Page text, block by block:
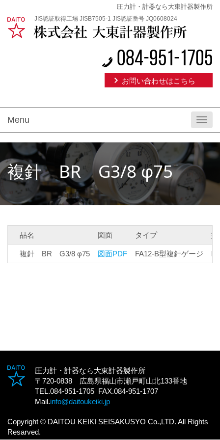
圧力計・計器なら大東計器製作所
JIS認証取得工場 JISB7505-1 JIS認証番号 JQ0608024
084-951-1705
お問い合わせはこちら
Menu
複針 BR G3/8 φ75
品名 図面 タイプ 型
複針 BR G3/8 φ75 図面PDF FA12-B型複針ゲージ
圧力計・計器なら大東計器製作所
〒720-0838 広島県福山市瀬戸町山北133番地
TEL.084-951-1705 FAX.084-951-1707
Mail.info@daitoukeiki.jp
Copyright © DAITOU KEIKI SEISAKUSYO Co.,LTD. All Rights
Resarved.